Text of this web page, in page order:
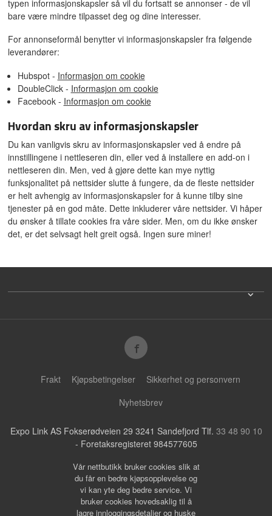
typen informasjonskapsler så vil du fortsatt se annonser - de vil
bare være mindre tilpasset deg og dine interesser.
For annonseformål benytter vi informasjonskapsler fra følgende
leverandører:
Hubspot - Informasjon om cookie
DoubleClick - Informasjon om cookie
Facebook - Informasjon om cookie
Hvordan skru av informasjonskapsler
Du kan vanligvis skru av informasjonskapsler ved å endre på
innstillingene i nettleseren din, eller ved å installere en add-on i
nettleseren din. Men, ved å gjøre dette kan mye nyttig
funksjonalitet på nettsider slutte å fungere, da de fleste nettsider
er helt avhengig av informasjonskapsler for å kunne tilby sine
tjenester på en god måte. Dette inkluderer våre nettsider. Vi håper
du ønsker å tillate cookies fra våre sider. Men, om du ikke ønsker
det, er det selvsagt helt greit også. Ingen sure miner!
Frakt Kjøpsbetingelser
Sikkerhet og personvern
Nyhetsbrev
Expo Link AS Fokserødveien 29 3241 Sandefjord Tlf. 33 48 90 10
- Foretaksregisteret 984577605
Vår nettbutikk bruker cookies slik at
du får en bedre kjøpsopplevelse og
vi kan yte deg bedre service. Vi
bruker cookies hovedsaklig til å
lagre innloggingsdetaljer og huske